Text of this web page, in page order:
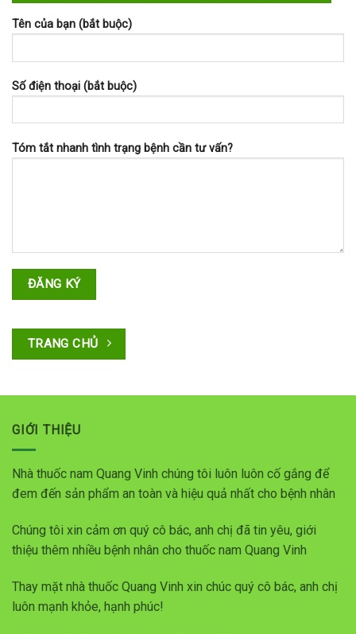
Tên của bạn (bắt buộc)
Số điện thoại (bắt buộc)
Tóm tắt nhanh tình trạng bệnh cần tư vấn?
TRANG CHỦ
GIỚI THIỆU
Nhà thuốc nam Quang Vinh chúng tôi luôn luôn cố gắng để
đem đến sản phẩm an toàn và hiệu quả nhất cho bệnh nhân
Chúng tôi xin cảm ơn quý cô bác, anh chị đã tin yêu, giới
thiệu thêm nhiều bệnh nhân cho thuốc nam Quang Vinh
Thay mặt nhà thuốc Quang Vinh xin chúc quý cô bác, anh chị
luôn mạnh khỏe, hạnh phúc!